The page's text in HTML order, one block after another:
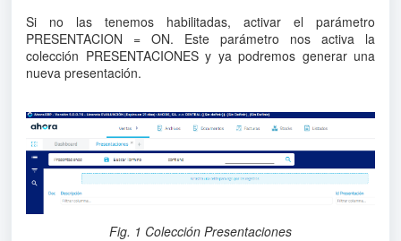
Si no las tenemos habilitadas, activar el parámetro
PRESENTACION = ON. Este parámetro nos activa la
colección PRESENTACIONES y ya podremos generar una
nueva presentación.
Fig. 1 Colección Presentaciones